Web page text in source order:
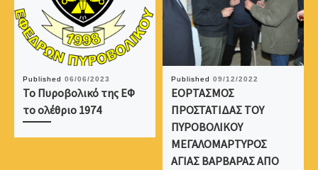
Published 06/06/2023
Το Πυροβολικό της ΕΦ
το ολέθριο 1974
Published 09/12/2022
ΕΟΡΤΑΣΜΟΣ
ΠΡΟΣΤΑΤΙΔΑΣ ΤΟΥ
ΠΥΡΟΒΟΛΙΚΟΥ
ΜΕΓΑΛΟΜΑΡΤΥΡΟΣ
ΑΓΙΑΣ ΒΑΡΒΑΡΑΣ ΑΠΟ